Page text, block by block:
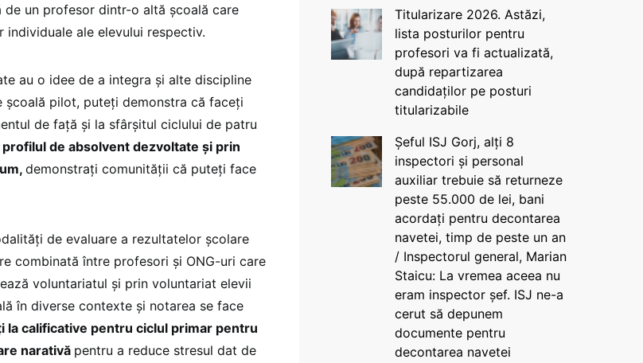
un profesor dintr-o altă școală care
ale elevului respectiv.
au o idee de a integra și alte discipline
școală pilot, puteți demonstra că faceți
de față și la sfârșitul ciclului de patru
de absolvent dezvoltate și prin
demonstrați comunității că puteți face
de evaluare a rezultatelor școlare
combinată între profesori și ONG-uri care
voluntariatul și prin voluntariat elevii
în diverse contexte și notarea se face
la calificative pentru ciclul primar pentru
narativă pentru a reduce stresul dat de
Titularizare 2026. Astăzi,
lista posturilor pentru
profesori va fi actualizată,
după repartizarea
candidaților pe posturi
titularizabile
Șeful ISJ Gorj, alți 8
inspectori și personal
auxiliar trebuie să returneze
peste 55.000 de lei, bani
acordați pentru decontarea
navetei, timp de peste un an
/ Inspectorul general, Marian
Staicu: La vremea aceea nu
eram inspector șef. ISJ ne-a
cerut să depunem
documente pentru
decontarea navetei